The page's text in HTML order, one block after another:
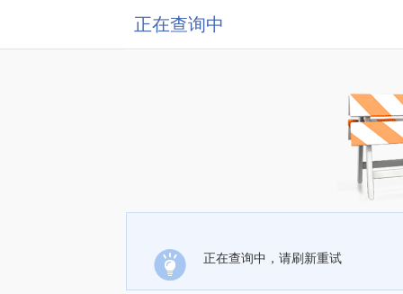
正在查询中
正在查询中，请刷新重试